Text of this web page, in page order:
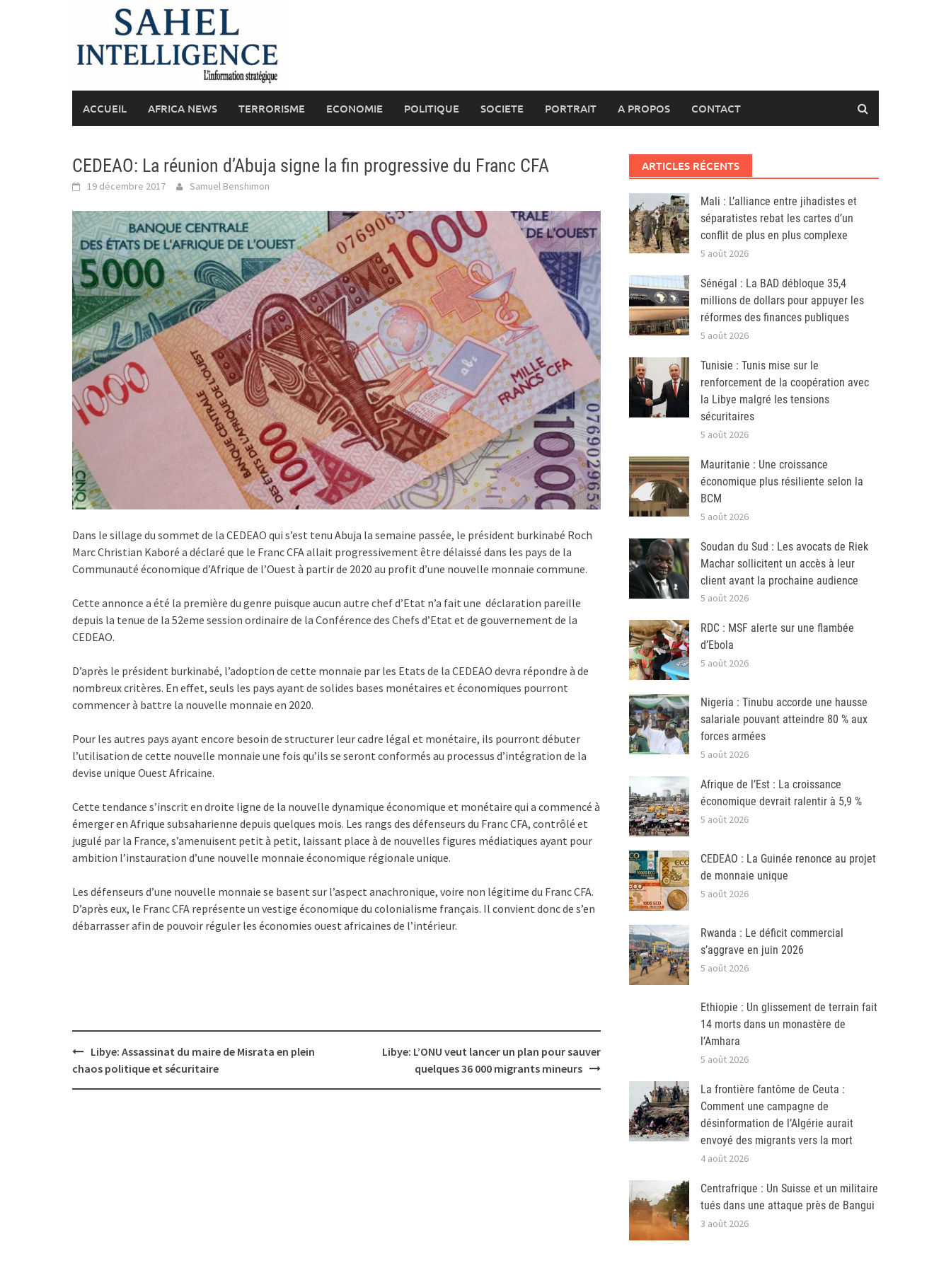
ACCUEIL AFRICA NEWS TERRORISME ECONOMIE POLITIQUE SOCIETE PORTRAIT A PROPOS CONTACT
CEDEAO: La réunion d’Abuja signe la fin progressive du Franc CFA
19 décembre 2017 Samuel Benshimon
Dans le sillage du sommet de la CEDEAO qui s’est tenu Abuja la semaine passée, le président burkinabé Roch
Marc Christian Kaboré a déclaré que le Franc CFA allait progressivement être délaissé dans les pays de la
Communauté économique d’Afrique de l’Ouest à partir de 2020 au profit d’une nouvelle monnaie commune.
Cette annonce a été la première du genre puisque aucun autre chef d’Etat n’a fait une déclaration pareille
depuis la tenue de la 52eme session ordinaire de la Conférence des Chefs d’Etat et de gouvernement de la
CEDEAO.
D’après le président burkinabé, l’adoption de cette monnaie par les Etats de la CEDEAO devra répondre à de
nombreux critères. En effet, seuls les pays ayant de solides bases monétaires et économiques pourront
commencer à battre la nouvelle monnaie en 2020.
Pour les autres pays ayant encore besoin de structurer leur cadre légal et monétaire, ils pourront débuter
l’utilisation de cette nouvelle monnaie une fois qu’ils se seront conformés au processus d’intégration de la
devise unique Ouest Africaine.
Cette tendance s’inscrit en droite ligne de la nouvelle dynamique économique et monétaire qui a commencé à
émerger en Afrique subsaharienne depuis quelques mois. Les rangs des défenseurs du Franc CFA, contrôlé et
jugulé par la France, s’amenuisent petit à petit, laissant place à de nouvelles figures médiatiques ayant pour
ambition l’instauration d’une nouvelle monnaie économique régionale unique.
Les défenseurs d’une nouvelle monnaie se basent sur l’aspect anachronique, voire non légitime du Franc CFA.
D’après eux, le Franc CFA représente un vestige économique du colonialisme français. Il convient donc de s’en
débarrasser afin de pouvoir réguler les économies ouest africaines de l’intérieur.
Post
navigation
Libye: Assassinat du maire de Misrata en plein
chaos politique et sécuritaire
Libye: L’ONU veut lancer un plan pour sauver
quelques 36 000 migrants mineurs
ARTICLES RÉCENTS
Mali : L’alliance entre jihadistes et
séparatistes rebat les cartes d’un
conflit de plus en plus complexe
5 août 2026
Sénégal : La BAD débloque 35,4
millions de dollars pour appuyer les
réformes des finances publiques
5 août 2026
Tunisie : Tunis mise sur le
renforcement de la coopération avec
la Libye malgré les tensions
sécuritaires
5 août 2026
Mauritanie : Une croissance
économique plus résiliente selon la
BCM
5 août 2026
Soudan du Sud : Les avocats de Riek
Machar sollicitent un accès à leur
client avant la prochaine audience
5 août 2026
RDC : MSF alerte sur une flambée
d’Ebola
5 août 2026
Nigeria : Tinubu accorde une hausse
salariale pouvant atteindre 80 % aux
forces armées
5 août 2026
Afrique de l’Est : La croissance
économique devrait ralentir à 5,9 %
5 août 2026
CEDEAO : La Guinée renonce au projet
de monnaie unique
5 août 2026
Rwanda : Le déficit commercial
s’aggrave en juin 2026
5 août 2026
Ethiopie : Un glissement de terrain fait
14 morts dans un monastère de
l’Amhara
5 août 2026
La frontière fantôme de Ceuta :
Comment une campagne de
désinformation de l’Algérie aurait
envoyé des migrants vers la mort
4 août 2026
Centrafrique : Un Suisse et un militaire
tués dans une attaque près de Bangui
3 août 2026